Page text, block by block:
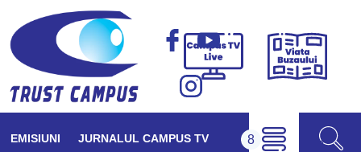
Campus
Viața
EMISIUNI JURNALUL CAMPUS TV